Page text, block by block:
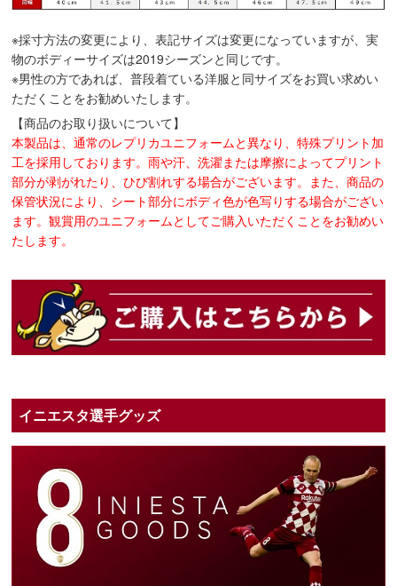
※採寸方法の変更により、表記サイズは変更になっていますが、実
物のボディーサイズは2019シーズンと同じです。
※男性の方であれば、普段着ている洋服と同サイズをお買い求めい
ただくことをお勧めいたします。
【商品のお取り扱いについて】
本製品は、通常のレプリカユニフォームと異なり、特殊プリント加
工を採用しております。雨や汗、洗濯または摩擦によってプリント
部分が剥がれたり、ひび割れする場合がございます。また、商品の
保管状況により、シート部分にボディ色が色写りする場合がござい
ます。観賞用のユニフォームとしてご購入いただくことをお勧めい
たします。
イニエスタ選手グッズ